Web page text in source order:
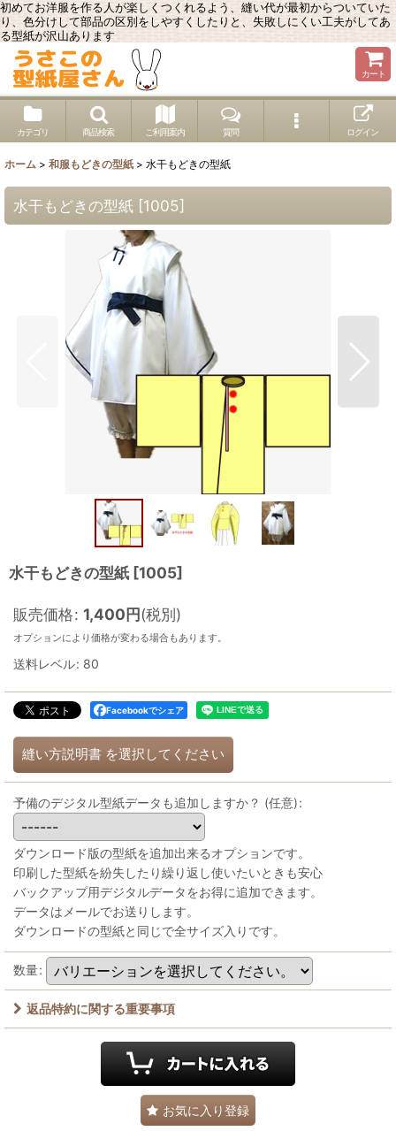
初めてお洋服を作る人が楽しくつくれるよう、縫い代が最初からついていた
り、色分けして部品の区別をしやすくしたりと、失敗しにくい工夫がしてあ
る型紙が沢山あります
カート
カテゴリ 商品検索 ご利用案内 質問 ログイン
ホーム > 和服もどきの型紙 > 水干もどきの型紙
水干もどきの型紙 [1005]
水干もどきの型紙 [1005]
販売価格: 1,400円(税別)
オプションにより価格が変わる場合もあります。
送料レベル: 80
Facebookでシェア
縫い方説明書 を選択してください
予備のデジタル型紙データも追加しますか？ (任意):
ダウンロード版の型紙を追加出来るオプションです。
印刷した型紙を紛失したり繰り返し使いたいときも安心
バックアップ用デジタルデータをお得に追加できます。
データはメールでお送りします。
ダウンロードの型紙と同じで全サイズ入りです。
数量:
返品特約に関する重要事項
お気に入り登録